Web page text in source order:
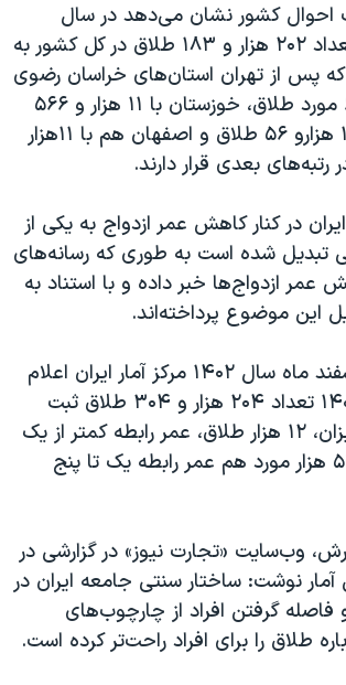
کادر رهبری ایران
۹۸
جایزه نوبل صلح
آمریکا «سی‌پک»
احوال کشور نشان می‌دهد در سال
۱۴۰۲ همچنین تعداد ۲۰۲ هزار و ۱۸۳ طلاق در کل کشور به
پس از تهران استان‌های خراسان رضوی
با ۲۱ هزار و ۶۴۳ مورد طلاق، خوزستان با ۱۱ هزار و ۵۶۶
طلاق، فارس با ۱۱ هزارو ۵۶ طلاق و اصفهان هم با ۱۱هزار
در کنار کاهش عمر ازدواج به یکی از
تبدیل شده است به طوری که رسانه‌های
عمر ازدواج‌ها خبر داده و با استناد به
این موضوع پرداخته‌اند.
در آخرین مورد اسفند ماه سال ۱۴۰۲ مرکز آمار ایران اعلام
کرد که در سال ۱۴۰۱ تعداد ۲۰۴ هزار و ۳۰۴ طلاق ثبت
شده که از این میزان، ۱۲ هزار طلاق، عمر رابطه کمتر از یک
سال و بیش از ۵۳ هزار مورد هم عمر رابطه یک تا پنج
وب‌سایت «تجارت نیوز» در گزارشی در
نوشت: ساختار سنتی جامعه ایران در
گرفتن افراد از چارچوب‌های
طلاق را برای افراد راحت‌تر کرده است.